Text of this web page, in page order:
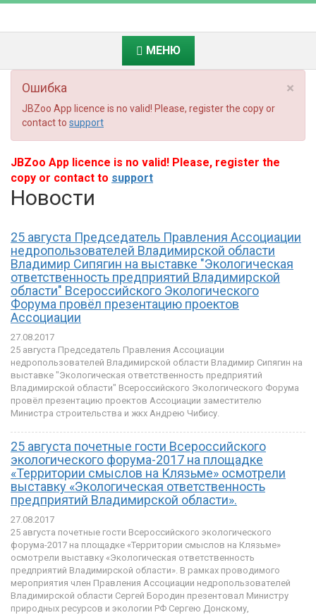
МЕНЮ
×
Ошибка
JBZoo App licence is no valid! Please, register the copy or
contact to support
JBZoo App licence is no valid! Please, register the
copy or contact to support
Новости
25 августа Председатель Правления Ассоциации
недропользователей Владимирской области
Владимир Сипягин на выставке "Экологическая
ответственность предприятий Владимирской
области" Всероссийского Экологического
Форума провёл презентацию проектов
Ассоциации
27.08.2017
25 августа Председатель Правления Ассоциации
недропользователей Владимирской области Владимир Сипягин на
выставке "Экологическая ответственность предприятий
Владимирской области" Всероссийского Экологического Форума
провёл презентацию проектов Ассоциации заместителю
Министра строительства и жкх Андрею Чибису.
25 августа почетные гости Всероссийского
экологического форума-2017 на площадке
«Территории смыслов на Клязьме» осмотрели
выставку «Экологическая ответственность
предприятий Владимирской области».
27.08.2017
25 августа почетные гости Всероссийского экологического
форума-2017 на площадке «Территории смыслов на Клязьме»
осмотрели выставку «Экологическая ответственность
предприятий Владимирской области». В рамках проводимого
мероприятия член Правления Ассоциации недропользователей
Владимирской области Сергей Бородин презентовал Министру
природных ресурсов и экологии РФ Сергею Донскому,